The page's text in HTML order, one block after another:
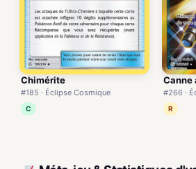
Chimérite
#185 · Éclipse Cosmique
C
Canne
#266 ·
R